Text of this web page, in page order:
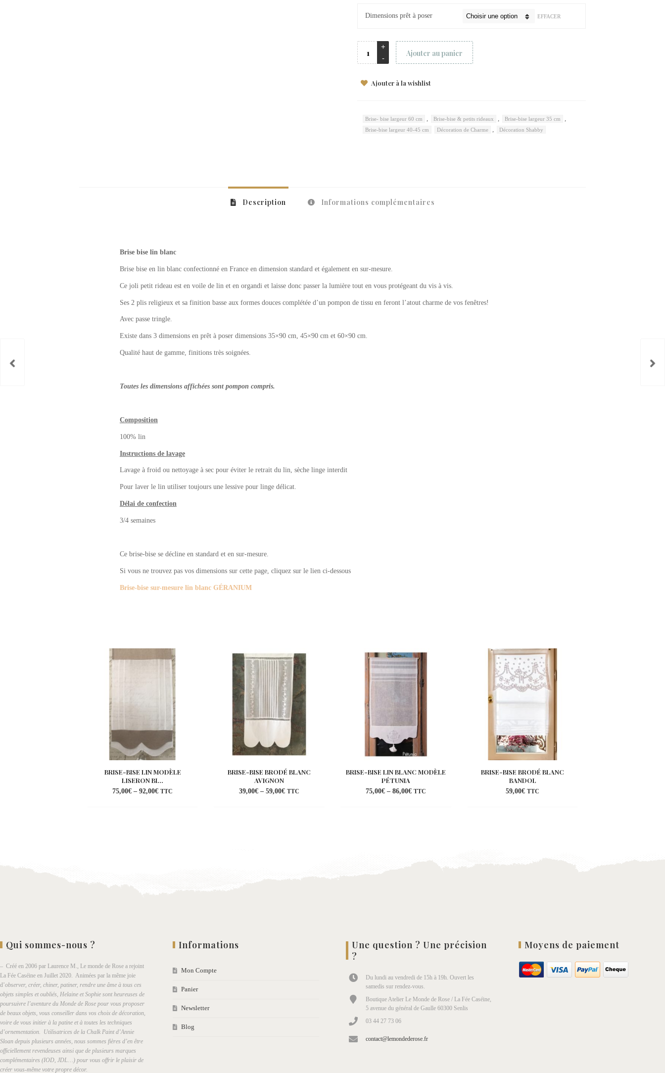
Dimensions prêt à poser EFFACER
Ajouter au panier
Ajouter à la wishlist
Brise- bise largeur 60 cm , Brise-bise & petits rideaux , Brise-bise largeur 35 cm ,
Brise-bise largeur 40-45 cm Décoration de Charme , Décoration Shabby
Description Informations complémentaires
Brise bise lin blanc
Brise bise en lin blanc confectionné en France en dimension standard et également en sur-mesure.
Ce joli petit rideau est en voile de lin et en organdi et laisse donc passer la lumière tout en vous protégeant du vis à vis.
Ses 2 plis religieux et sa finition basse aux formes douces complétée d’un pompon de tissu en feront l’atout charme de vos fenêtres!
Avec passe tringle.
Existe dans 3 dimensions en prêt à poser dimensions 35×90 cm, 45×90 cm et 60×90 cm.
Qualité haut de gamme, finitions très soignées.
Toutes les dimensions affichées sont pompon compris.
Composition
100% lin
Instructions de lavage
Lavage à froid ou nettoyage à sec pour éviter le retrait du lin, sèche linge interdit
Pour laver le lin utiliser toujours une lessive pour linge délicat.
Délai de confection
3/4 semaines
Ce brise-bise se décline en standard et en sur-mesure.
Si vous ne trouvez pas vos dimensions sur cette page, cliquez sur le lien ci-dessous
Brise-bise sur-mesure lin blanc GÉRANIUM
BRISE-BISE LIN MODÈLE
LISERON BI...
75,00€ – 92,00€ TTC
BRISE-BISE BRODÉ BLANC
AVIGNON
39,00€ – 59,00€ TTC
BRISE-BISE LIN BLANC MODÈLE
PÉTUNIA
75,00€ – 86,00€ TTC
BRISE-BISE BRODÉ BLANC
BANDOL
59,00€ TTC
Qui sommes-nous ?
– Créé en 2006 par Laurence M., Le monde de Rose a rejoint
La Fée Caséine en Juillet 2020. Animées par la même joie
d’observer, créer, chiner, patiner, rendre une âme à tous ces
objets simples et oubliés, Helaine et Sophie sont heureuses de
poursuivre l’aventure du Monde de Rose pour vous proposer
de beaux objets, vous conseiller dans vos choix de décoration,
voire de vous initier à la patine et à toutes les techniques
d’ornementation. Utilisatrices de la Chalk Paint d’Annie
Sloan depuis plusieurs années, nous sommes fières d’en être
officiellement revendeuses ainsi que de plusieurs marques
complémentaires (IOD, JDL…) pour vous offrir le plaisir de
créer vous-même votre propre décor.
Informations
Mon Compte
Panier
Newsletter
Blog
Une question ? Une précision
?
Du lundi au vendredi de 15h à 19h. Ouvert les
samedis sur rendez-vous.
Boutique Atelier Le Monde de Rose / La Fée Caséine,
5 avenue du général de Gaulle 60300 Senlis
03 44 27 73 06
contact@lemondederose.fr
Moyens de paiement